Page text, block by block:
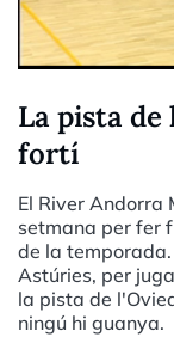
La pista
fortí
El River Andorra
setmana per fer
de la
Astúries, per
la pista de
ningú hi guanya.